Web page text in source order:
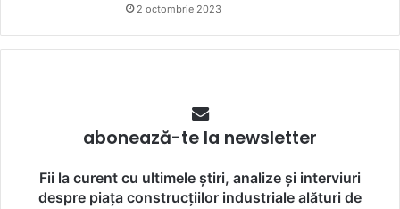
2 octombrie 2023
abonează-te la newsletter
Fii la curent cu ultimele știri, analize și interviuri
despre piața construcțiilor industriale alături de